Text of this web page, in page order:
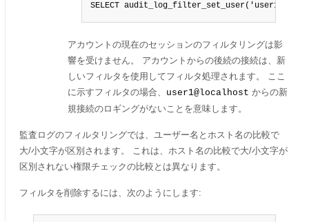
SELECT
アカウントの現在のセッションのフィルタリングは影
響を受けません。 アカウントからの後続の接続は、新
しいフィルタを使用してフィルタ処理されます。 ここ
に示すフィルタの場合、 user1@localhost からの新
規接続のロギングがないことを意味します。
監査ログのフィルタリングでは、ユーザー名とホスト名の比較で
大/小文字が区別されます。 これは、ホスト名の比較で大/小文字が
区別されない権限チェックの比較とは異なります。
フィルタを削除するには、次のようにします: